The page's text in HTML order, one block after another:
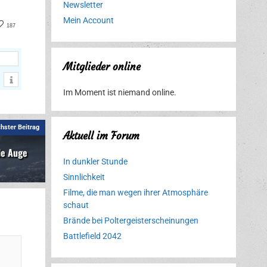
187
Beitrag
Auge
Newsletter
Mein Account
Mitglieder online
Im Moment ist niemand online.
Aktuell im Forum
In dunkler Stunde
Sinnlichkeit
Filme, die man wegen ihrer Atmosphäre
schaut
Brände bei Poltergeisterscheinungen
Battlefield 2042